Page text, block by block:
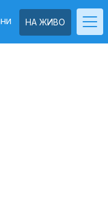
НА ЖИВО